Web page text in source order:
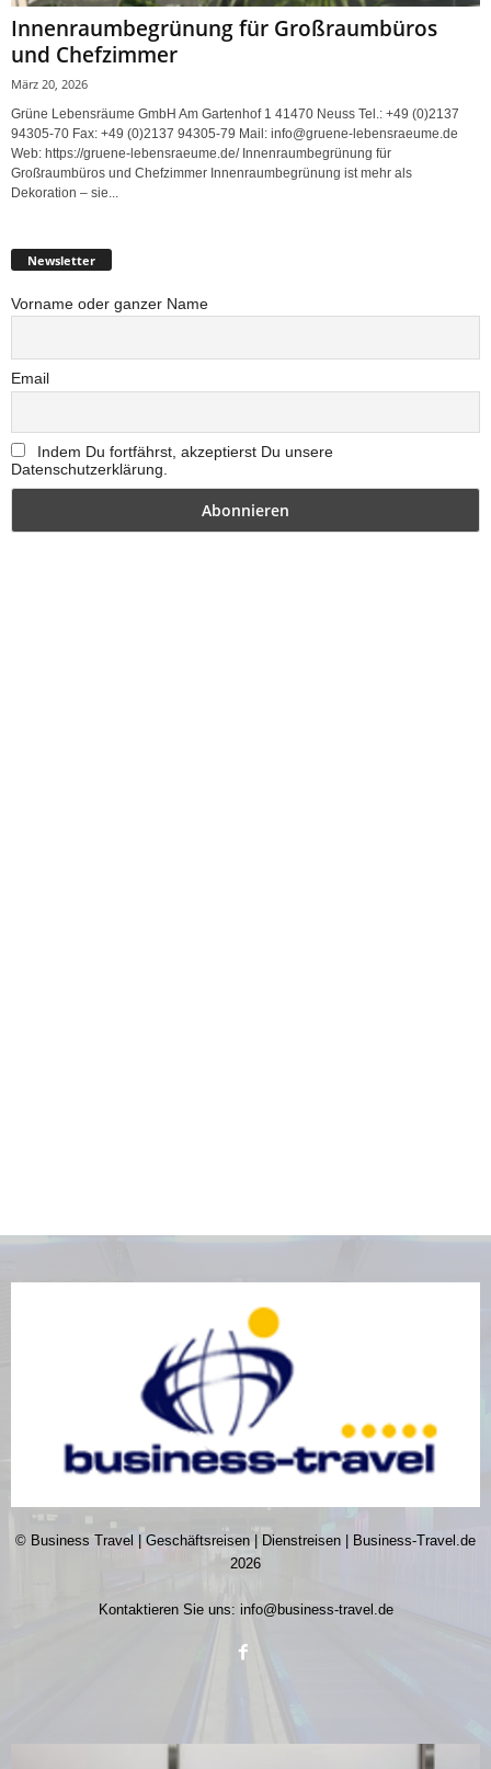
Innenraumbegrünung für Großraumbüros
und Chefzimmer
März 20, 2026
Grüne Lebensräume GmbH Am Gartenhof 1 41470 Neuss Tel.: +49 (0)2137
94305-70 Fax: +49 (0)2137 94305-79 Mail: info@gruene-lebensraeume.de
Web: https://gruene-lebensraeume.de/ Innenraumbegrünung für
Großraumbüros und Chefzimmer Innenraumbegrünung ist mehr als
Dekoration – sie...
Newsletter
Vorname oder ganzer Name
Email
Indem Du fortfährst, akzeptierst Du unsere
Datenschutzerklärung.
© Business Travel | Geschäftsreisen | Dienstreisen | Business-Travel.de
2026
Kontaktieren Sie uns: info@business-travel.de